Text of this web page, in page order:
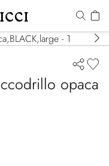
opaca